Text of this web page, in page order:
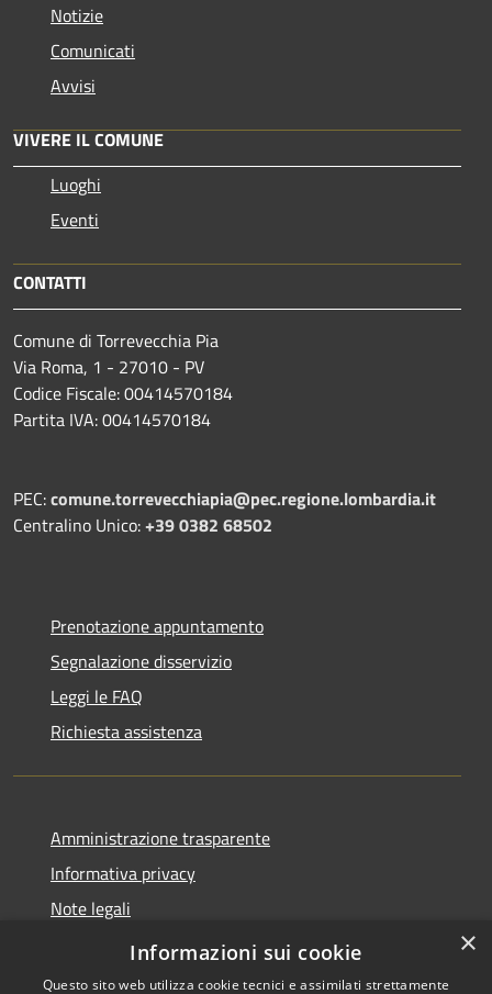
Notizie
Comunicati
Avvisi
VIVERE IL COMUNE
Luoghi
Eventi
CONTATTI
Comune di Torrevecchia Pia
Via Roma, 1 - 27010 - PV
Codice Fiscale: 00414570184
Partita IVA: 00414570184
PEC:comune.torrevecchiapia@pec.regione.lombardia.it
Centralino Unico:+39 0382 68502
Prenotazione appuntamento
Segnalazione disservizio
Leggi le FAQ
Richiesta assistenza
Amministrazione trasparente
Informativa privacy
Note legali
Dichiarazione di accessibilità
×
Informazioni sui cookie
Questo sito web utilizza cookie tecnici e assimilati strettamente